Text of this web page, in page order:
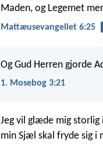
Maden, og Legemet
Mattæusevangeliet 6:25
Og Gud Herren gjorde
1. Mosebog 3:21
Jeg vil glæde mig storlig
min Sjæl skal fryde sig i